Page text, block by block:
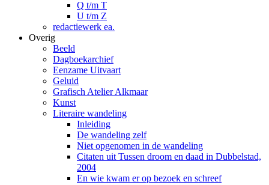
Q t/m T
U t/m Z
redactiewerk ea.
Overig
Beeld
Dagboekarchief
Eenzame Uitvaart
Geluid
Grafisch Atelier Alkmaar
Kunst
Literaire wandeling
Inleiding
De wandeling zelf
Niet opgenomen in de wandeling
Citaten uit Tussen droom en daad in Dubbelstad,
2004
En wie kwam er op bezoek en schreef